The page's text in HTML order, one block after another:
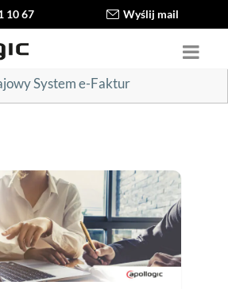
10 67 Wyślij mail
System e-Faktur